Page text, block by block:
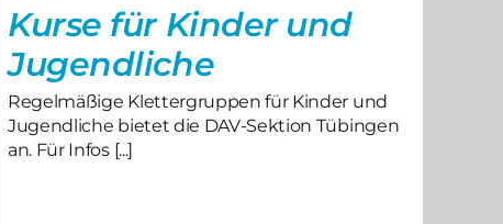
Kurse für Kinder und
Jugendliche
Regelmäßige Klettergruppen für Kinder und
Jugendliche bietet die DAV-Sektion Tübingen
an. Für Infos [...]